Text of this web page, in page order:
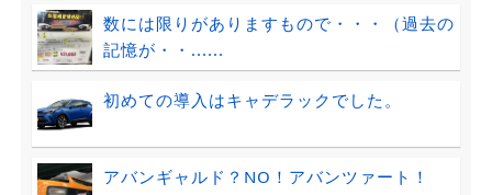
数には限りがありますもので・・・（過去の
記憶が・・......
初めての導入はキャデラックでした。
アバンギャルド？NO！アバンツァート！